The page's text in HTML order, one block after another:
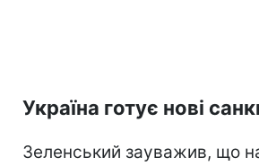
Україна готує нові
Зеленський зауважив, що